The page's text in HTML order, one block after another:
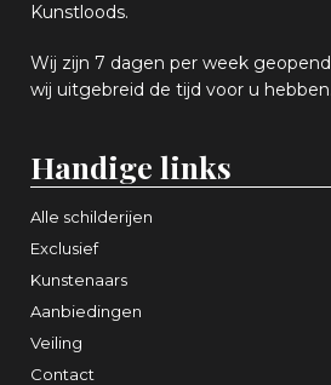
Kunstloods.
Wij zijn 7 dagen per week
wij uitgebreid de tijd voor u hebben.
Handige links
Alle schilderijen
Exclusief
Kunstenaars
Aanbiedingen
Veiling
Contact